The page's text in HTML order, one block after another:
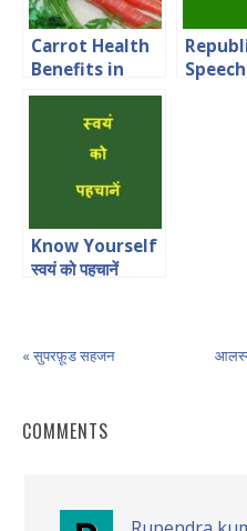
Carrot Health
Benefits in
Hindi गाजर खाएं
सेहत बनाएं
Know Yourself
स्वयं को पहचानें
« सुपरफ़ूड सहजन
COMMENTS